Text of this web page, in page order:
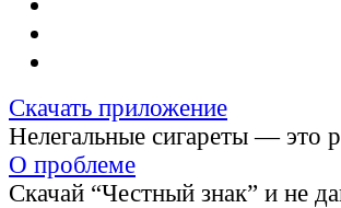
Скачать приложение
Нелегальные сигареты — это
О проблеме
Скачай “Честный знак” и не